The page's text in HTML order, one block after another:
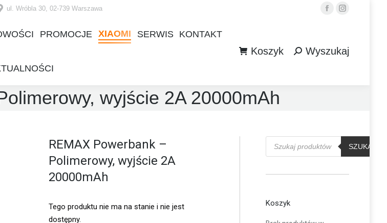
ul. Wróbla 30, 02-739 Warszawa
FacebookInstagram
PROMOCJE XIAOMI SERWIS KONTAKT
Koszyk Szukaj:Wyszukaj
wyjście 2A 20000mAh
REMAX Powerbank –
Polimerowy, wyjście 2A
20000mAh
Tego produktu nie ma na stanie i nie jest
dostępny.
Wyszukiwarka
produktów
SZUKAJ
Koszyk